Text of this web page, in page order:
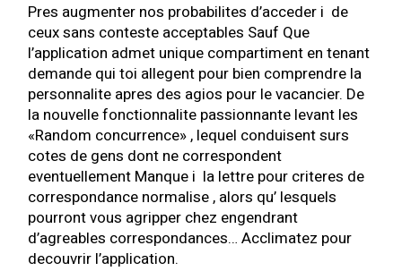
Pres augmenter nos probabilites d’acceder i de
ceux sans conteste acceptables Sauf Que
l’application admet unique compartiment en tenant
demande qui toi allegent pour bien comprendre la
personnalite apres des agios pour le vacancier. De
la nouvelle fonctionnalite passionnante levant les
«Random concurrence» , lequel conduisent surs
cotes de gens dont ne correspondent
eventuellement Manque i la lettre pour criteres de
correspondance normalise , alors qu’ lesquels
pourront vous agripper chez engendrant
d’agreables correspondances… Acclimatez pour
decouvrir l’application.